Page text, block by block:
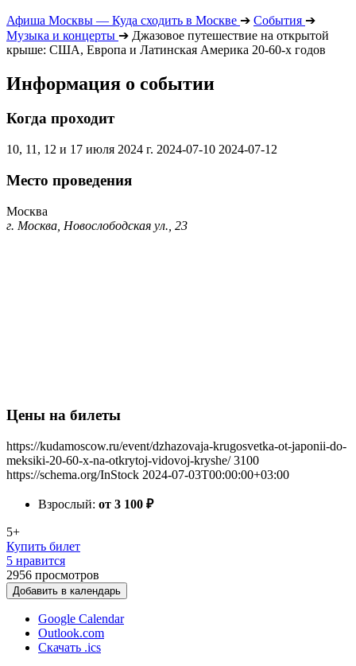
Афиша Москвы — Куда сходить в Москве ➔ События ➔
Музыка и концерты ➔ Джазовое путешествие на открытой
крыше: США, Европа и Латинская Америка 20-60-х годов
Информация о событии
Когда проходит
10, 11, 12 и 17 июля 2024 г. 2024-07-10 2024-07-12
Место проведения
Москва
г. Москва, Новослободская ул., 23
Цены на билеты
https://kudamoscow.ru/event/dzhazovaja-krugosvetka-ot-japonii-do-
meksiki-20-60-x-na-otkrytoj-vidovoj-kryshe/ 3100
https://schema.org/InStock 2024-07-03T00:00:00+03:00
Взрослый: от 3 100 ₽
5+
Купить билет
5 нравится
2956 просмотров
Добавить в календарь
Google Calendar
Outlook.com
Скачать .ics